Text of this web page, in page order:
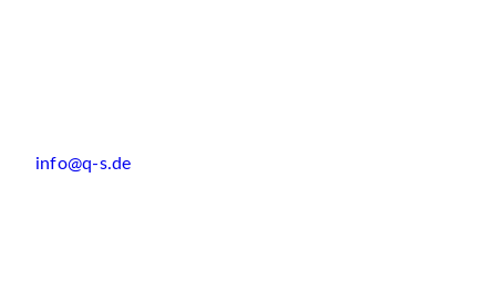
info@q-s.de